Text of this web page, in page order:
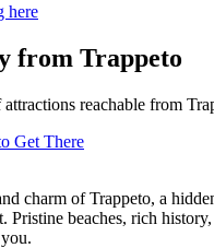
here
from Trappeto
reachable from
Get There
charm of Trappeto, a
Pristine beaches, rich